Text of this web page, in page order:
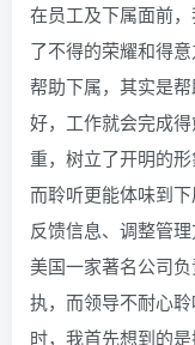
在员工及下属面前
了不得的荣耀和得意
帮助下属，其实是
好，工作就会完成
重，树立了开明的形
而聆听更能体味到
反馈信息、调整管
美国一家著名公司
执，而领导不耐心
时，我首先想到的是